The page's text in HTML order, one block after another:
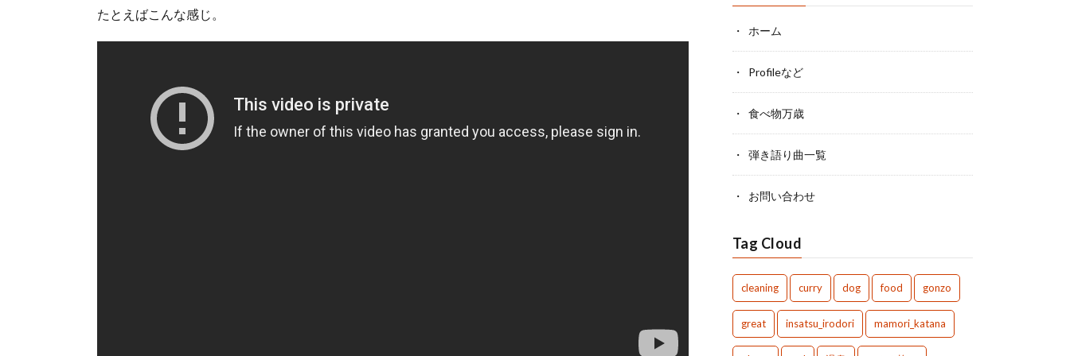
たとえばこんな感じ。
ホーム
Profileなど
食べ物万歳
弾き語り曲一覧
お問い合わせ
Tag Cloud
cleaning curry dog food gonzo
great insatsu_irodori mamori_katana